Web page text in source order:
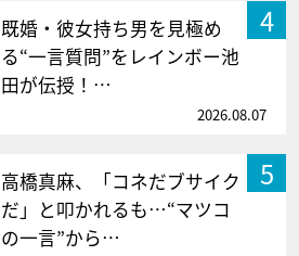
4
既婚・彼女持ち男を見極め
る“一言質問”をレインボー池
田が伝授！…
2026.08.07
5
高橋真麻、「コネだブサイク
だ」と叩かれるも…“マツコ
の一言”から…